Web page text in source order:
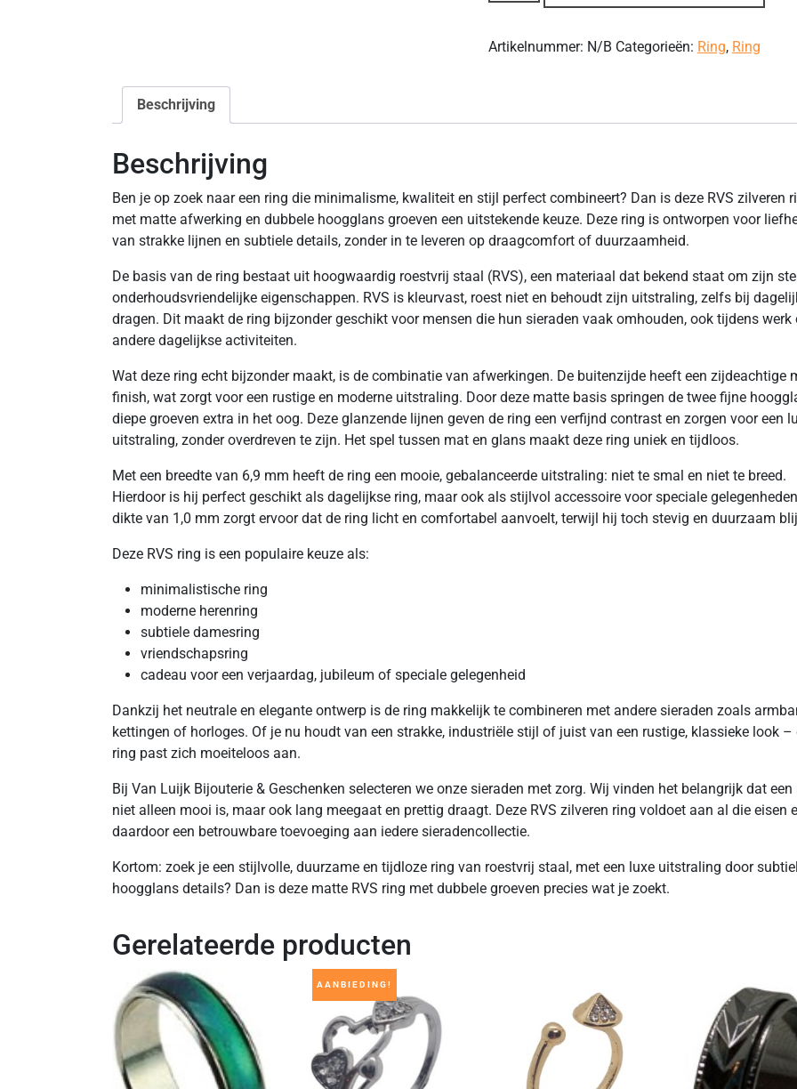
Artikelnummer: N/B Categorieën: Ring, Ring
Beschrijving
Beschrijving
Ben je op zoek naar een ring die minimalisme, kwaliteit en stijl perfect combineert? Dan is deze RVS zilveren
met matte afwerking en dubbele hoogglans groeven een uitstekende keuze. Deze ring is ontworpen voor
van strakke lijnen en subtiele details, zonder in te leveren op draagcomfort of duurzaamheid.
De basis van de ring bestaat uit hoogwaardig roestvrij staal (RVS), een materiaal dat bekend staat om zijn
onderhoudsvriendelijke eigenschappen. RVS is kleurvast, roest niet en behoudt zijn uitstraling, zelfs bij
dragen. Dit maakt de ring bijzonder geschikt voor mensen die hun sieraden vaak omhouden, ook tijdens werk
andere dagelijkse activiteiten.
Wat deze ring echt bijzonder maakt, is de combinatie van afwerkingen. De buitenzijde heeft een zijdeachtige
finish, wat zorgt voor een rustige en moderne uitstraling. Door deze matte basis springen de twee fijne
diepe groeven extra in het oog. Deze glanzende lijnen geven de ring een verfijnd contrast en zorgen voor een
uitstraling, zonder overdreven te zijn. Het spel tussen mat en glans maakt deze ring uniek en tijdloos.
Met een breedte van 6,9 mm heeft de ring een mooie, gebalanceerde uitstraling: niet te smal en niet te breed.
Hierdoor is hij perfect geschikt als dagelijkse ring, maar ook als stijlvol accessoire voor speciale
dikte van 1,0 mm zorgt ervoor dat de ring licht en comfortabel aanvoelt, terwijl hij toch stevig en duurzaam
Deze RVS ring is een populaire keuze als:
minimalistische ring
moderne herenring
subtiele damesring
vriendschapsring
cadeau voor een verjaardag, jubileum of speciale gelegenheid
Dankzij het neutrale en elegante ontwerp is de ring makkelijk te combineren met andere sieraden zoals
kettingen of horloges. Of je nu houdt van een strakke, industriële stijl of juist van een rustige, klassieke look –
ring past zich moeiteloos aan.
Bij Van Luijk Bijouterie & Geschenken selecteren we onze sieraden met zorg. Wij vinden het belangrijk dat een
niet alleen mooi is, maar ook lang meegaat en prettig draagt. Deze RVS zilveren ring voldoet aan al die eisen
daardoor een betrouwbare toevoeging aan iedere sieradencollectie.
Kortom: zoek je een stijlvolle, duurzame en tijdloze ring van roestvrij staal, met een luxe uitstraling door
hoogglans details? Dan is deze matte RVS ring met dubbele groeven precies wat je zoekt.
Gerelateerde producten
AANBIEDING!